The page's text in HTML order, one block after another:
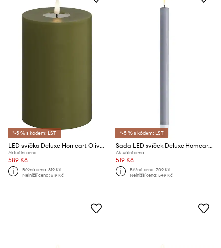
*-5 % s kódem: LST
LED svíčka Deluxe Homeart Oliven Gronne Bloklys 10 x 15 cm
Aktuální cena:
589 Kč
Běžná cena:819 Kč
Nejnižší cena:619 Kč
*-5 % s kódem: LST
Sada LED svíček Deluxe Homeart 2,2 x 24 cm 2-pack
Aktuální cena:
519 Kč
Běžná cena:709 Kč
Nejnižší cena:549 Kč